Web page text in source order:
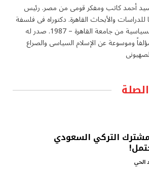
أحمد كاتب ومفكر قومى من مصر. رئيس
للدراسات والأبحاث القاهرة. دكتوراه فى فلسفة
العلوم السياسية من جامعة القاهرة – 1987. صدر له
وموسوعة عن الإسلام السياسى والصراع
التركي السعودي
الحي